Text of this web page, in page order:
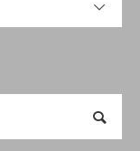
お問い合わせ